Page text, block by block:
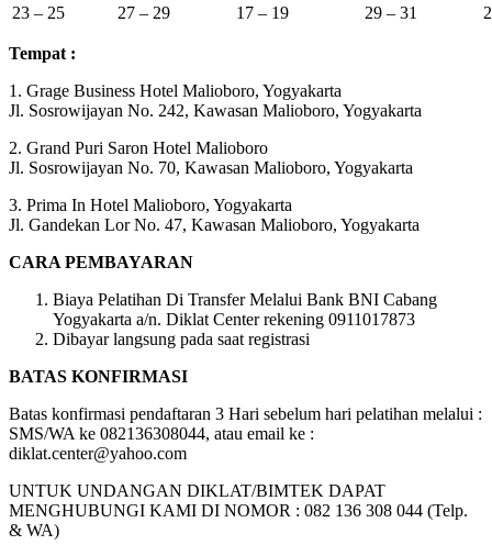
23 – 25 27 – 29 17 – 19 29 – 31
Tempat :
1. Grage Business Hotel Malioboro, Yogyakarta
Jl. Sosrowijayan No. 242, Kawasan Malioboro, Yogyakarta
2. Grand Puri Saron Hotel Malioboro
Jl. Sosrowijayan No. 70, Kawasan Malioboro, Yogyakarta
3. Prima In Hotel Malioboro, Yogyakarta
Jl. Gandekan Lor No. 47, Kawasan Malioboro, Yogyakarta
CARA PEMBAYARAN
Biaya Pelatihan Di Transfer Melalui Bank BNI Cabang
Yogyakarta a/n. Diklat Center rekening 0911017873
Dibayar langsung pada saat registrasi
BATAS KONFIRMASI
Batas konfirmasi pendaftaran 3 Hari sebelum hari pelatihan melalui :
SMS/WA ke 082136308044, atau email ke :
diklat.center@yahoo.com
UNTUK UNDANGAN DIKLAT/BIMTEK DAPAT
MENGHUBUNGI KAMI DI NOMOR : 082 136 308 044 (Telp.
& WA)